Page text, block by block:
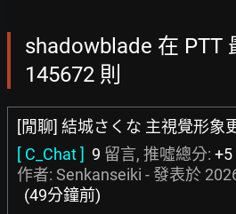
shadowblade 在 PTT
145672 則
[閒聊] 結城さくな 主視覺形象
[ C_Chat ] 9 留言, 推噓總分: +5
作者: Senkanseiki - 發表於
(49分鐘前)